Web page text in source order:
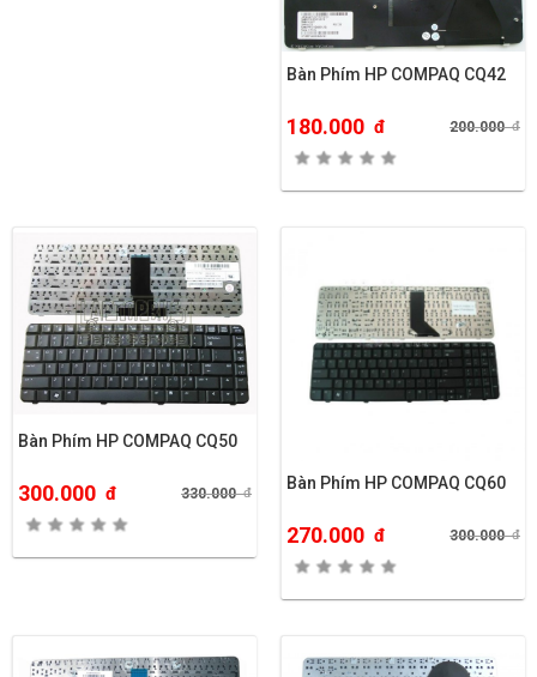
Bàn Phím HP COMPAQ CQ42
180.000 đ 200.000đ
Bàn Phím HP COMPAQ CQ50
300.000 đ 330.000đ
Bàn Phím HP COMPAQ CQ60
270.000 đ 300.000đ